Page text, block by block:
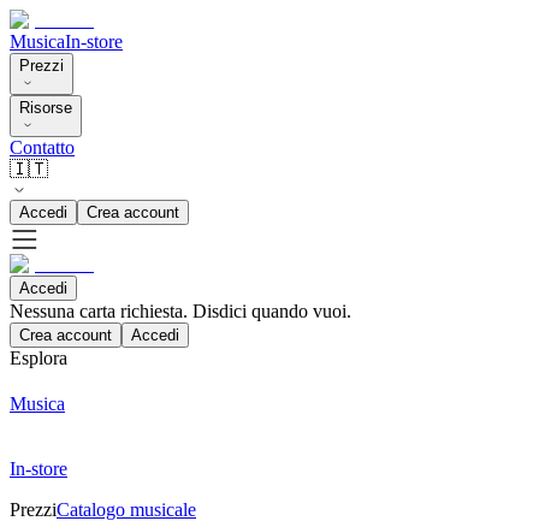
MusicaIn-store
Prezzi
Risorse
Contatto
🇮🇹
Accedi Crea account
Accedi
Nessuna carta richiesta. Disdici quando vuoi.
Crea account Accedi
Esplora
Musica
In-store
PrezziCatalogo musicale